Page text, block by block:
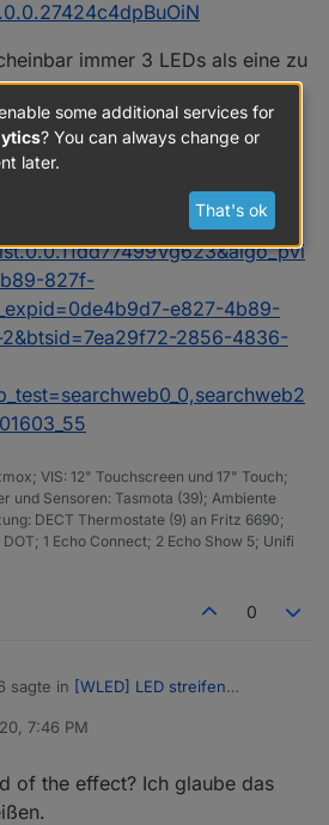
immer 3 LEDs als eine zu
3 LEDs gleichzeitig
Projekt in Planung. Dafür
item/32682015405.html?
827f-
e827-4b89-
2856-4836-
VIS: 12" Touchscreen und 17" Touch;
und Sensoren: Tasmota (39); Ambiente
DECT Thermostate (9) an Fritz 6690;
1 Echo Connect; 2 Echo Show 5; Unifi
0
sagte in [WLED] LED streifen
WLed erforderlich?
7:46 PM
of the effect? Ich glaube das
some additional services for
? You can always change or
later.
That's ok